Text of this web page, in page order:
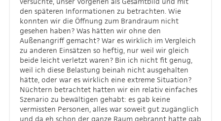
den späteren Informationen zu betrachten. Wie
konnten wir die Öffnung zum Brandraum nicht
gesehen haben? Was hätten wir ohne den
Außenangriff gemacht? War es wirklich im Vergleich
zu anderen Einsätzen so heftig, nur weil wir gleich
beide leicht verletzt waren? Bin ich nicht fit genug,
weil ich diese Belastung beinah nicht ausgehalten
hätte, oder war es wirklich eine extreme Situation?
Nüchtern betrachtet hatten wir ein relativ einfaches
Szenario zu bewältigen gehabt: es gab keine
vermissten Personen, alles war soweit gut zugänglich
und da eh schon der ganze Raum gebrannt hatte gab